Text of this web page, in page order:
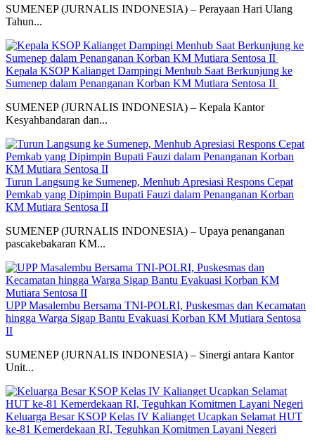
SUMENEP (JURNALIS INDONESIA) – Perayaan Hari Ulang
Tahun...
Kepala KSOP Kalianget Dampingi Menhub Saat Berkunjung ke
Sumenep dalam Penanganan Korban KM Mutiara Sentosa II
SUMENEP (JURNALIS INDONESIA) – Kepala Kantor
Kesyahbandaran dan...
Turun Langsung ke Sumenep, Menhub Apresiasi Respons Cepat
Pemkab yang Dipimpin Bupati Fauzi dalam Penanganan Korban
KM Mutiara Sentosa II
SUMENEP (JURNALIS INDONESIA) – Upaya penanganan
pascakebakaran KM...
UPP Masalembu Bersama TNI-POLRI, Puskesmas dan Kecamatan
hingga Warga Sigap Bantu Evakuasi Korban KM Mutiara Sentosa
II
SUMENEP (JURNALIS INDONESIA) – Sinergi antara Kantor
Unit...
Keluarga Besar KSOP Kelas IV Kalianget Ucapkan Selamat HUT
ke-81 Kemerdekaan RI, Teguhkan Komitmen Layani Negeri